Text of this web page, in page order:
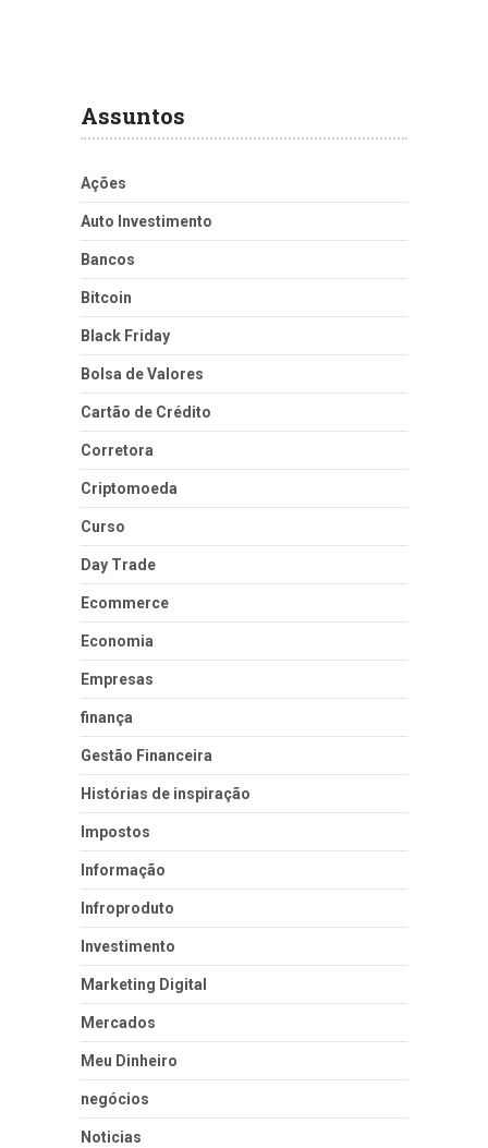
Assuntos
Ações
Auto Investimento
Bancos
Bitcoin
Black Friday
Bolsa de Valores
Cartão de Crédito
Corretora
Criptomoeda
Curso
Day Trade
Ecommerce
Economia
Empresas
finança
Gestão Financeira
Histórias de inspiração
Impostos
Informação
Infroproduto
Investimento
Marketing Digital
Mercados
Meu Dinheiro
negócios
Noticias